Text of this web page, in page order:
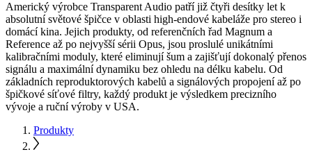
Americký výrobce Transparent Audio patří již čtyři desítky let k
absolutní světové špičce v oblasti high-endové kabeláže pro stereo i
domácí kina. Jejich produkty, od referenčních řad Magnum a
Reference až po nejvyšší sérii Opus, jsou proslulé unikátními
kalibračními moduly, které eliminují šum a zajišťují dokonalý přenos
signálu a maximální dynamiku bez ohledu na délku kabelu. Od
základních reproduktorových kabelů a signálových propojení až po
špičkové síťové filtry, každý produkt je výsledkem precizního
vývoje a ruční výroby v USA.
Produkty